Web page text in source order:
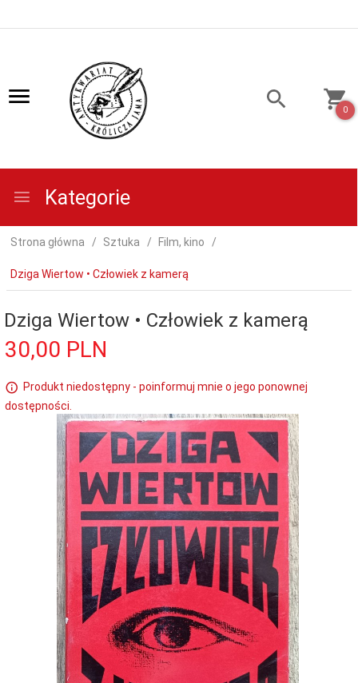
0
Kategorie
Strona główna Sztuka Film, kino
Dziga Wiertow • Człowiek z kamerą
Dziga Wiertow • Człowiek z kamerą
30,00 PLN
Produkt niedostępny - poinformuj mnie o jego ponownej
dostępności.